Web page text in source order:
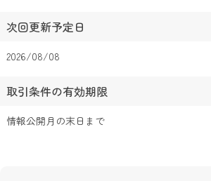
次回更新予定日
2026/08/08
取引条件の有効期限
情報公開月の末日まで